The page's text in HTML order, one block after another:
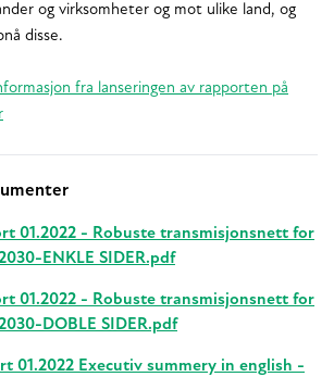
og virksomheter og mot ulike land, og
disse.
fra lanseringen av rapporten på
01.2022 - Robuste transmisjonsnett for
ENKLE SIDER.pdf
01.2022 - Robuste transmisjonsnett for
DOBLE SIDER.pdf
01.2022 Executiv summery in english -